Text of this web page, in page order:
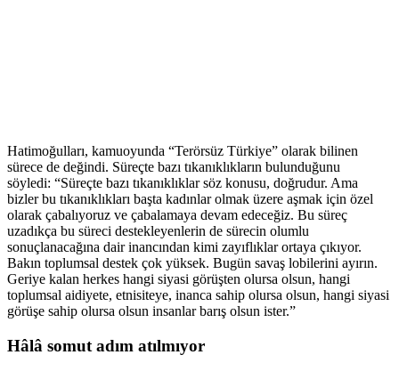
Hatimoğulları, kamuoyunda “Terörsüz Türkiye” olarak bilinen
sürece de değindi. Süreçte bazı tıkanıklıkların bulunduğunu
söyledi: “Süreçte bazı tıkanıklıklar söz konusu, doğrudur. Ama
bizler bu tıkanıklıkları başta kadınlar olmak üzere aşmak için özel
olarak çabalıyoruz ve çabalamaya devam edeceğiz. Bu süreç
uzadıkça bu süreci destekleyenlerin de sürecin olumlu
sonuçlanacağına dair inancından kimi zayıflıklar ortaya çıkıyor.
Bakın toplumsal destek çok yüksek. Bugün savaş lobilerini ayırın.
Geriye kalan herkes hangi siyasi görüşten olursa olsun, hangi
toplumsal aidiyete, etnisiteye, inanca sahip olursa olsun, hangi siyasi
görüşe sahip olursa olsun insanlar barış olsun ister.”
Hâlâ somut adım atılmıyor